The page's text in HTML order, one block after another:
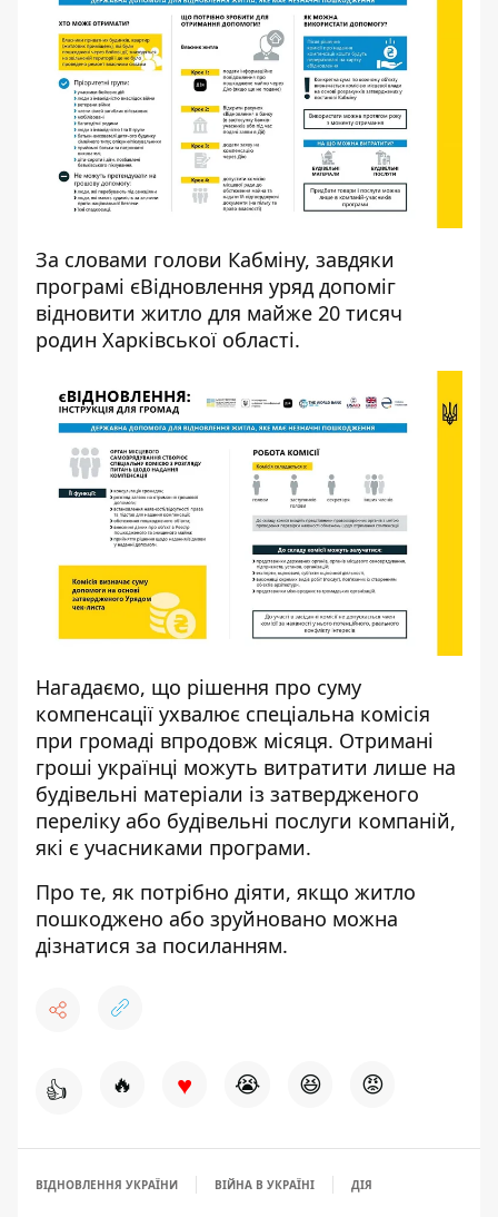
За словами голови Кабміну, завдяки
програмі єВідновлення уряд допоміг
відновити житло для майже 20 тисяч
родин Харківської області.
Нагадаємо, що рішення про суму
компенсації ухвалює спеціальна комісія
при громаді впродовж місяця. Отримані
гроші українці можуть витратити лише на
будівельні матеріали із затвердженого
переліку або будівельні послуги компаній,
які є учасниками програми.
Про те, як потрібно діяти, якщо житло
пошкоджено або зруйновано можна
дізнатися за посиланням.
👍 🔥 ♥ 😭 😆 😡
ВІДНОВЛЕННЯ УКРАЇНИ ВІЙНА В УКРАЇНІ ДІЯ